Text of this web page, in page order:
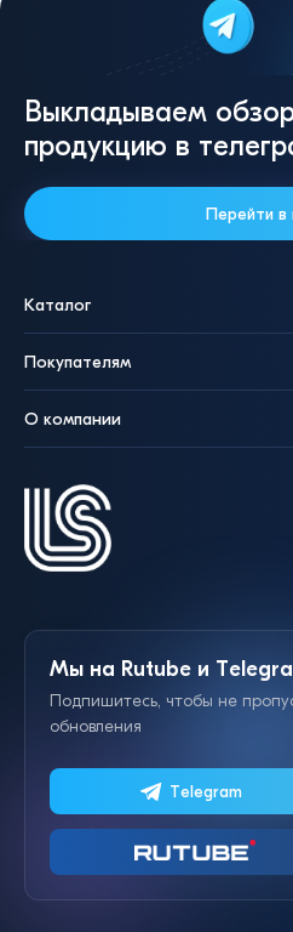
Выкладываем
продукцию в
Перейти в
Каталог
Покупателям
О компании
Мы на Rutube и
Подпишитесь, чтобы не
обновления
Telegram